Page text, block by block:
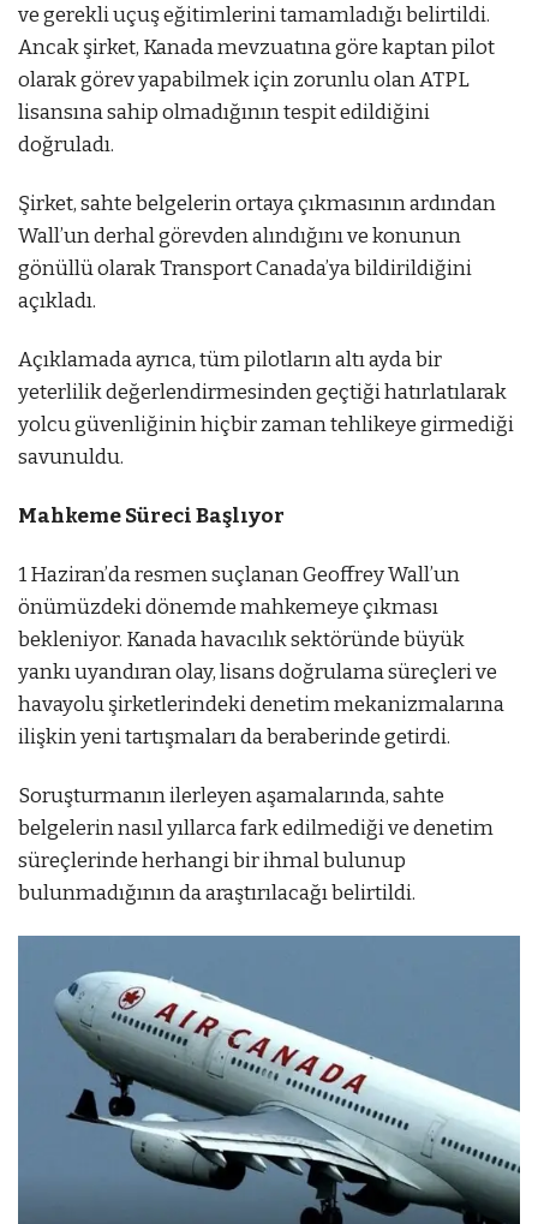
ve gerekli uçuş eğitimlerini tamamladığı belirtildi.
Ancak şirket, Kanada mevzuatına göre kaptan pilot
olarak görev yapabilmek için zorunlu olan ATPL
lisansına sahip olmadığının tespit edildiğini
doğruladı.
Şirket, sahte belgelerin ortaya çıkmasının ardından
Wall’un derhal görevden alındığını ve konunun
gönüllü olarak Transport Canada’ya bildirildiğini
açıkladı.
Açıklamada ayrıca, tüm pilotların altı ayda bir
yeterlilik değerlendirmesinden geçtiği hatırlatılarak
yolcu güvenliğinin hiçbir zaman tehlikeye girmediği
savunuldu.
Mahkeme Süreci Başlıyor
1 Haziran’da resmen suçlanan Geoffrey Wall’un
önümüzdeki dönemde mahkemeye çıkması
bekleniyor. Kanada havacılık sektöründe büyük
yankı uyandıran olay, lisans doğrulama süreçleri ve
havayolu şirketlerindeki denetim mekanizmalarına
ilişkin yeni tartışmaları da beraberinde getirdi.
Soruşturmanın ilerleyen aşamalarında, sahte
belgelerin nasıl yıllarca fark edilmediği ve denetim
süreçlerinde herhangi bir ihmal bulunup
bulunmadığının da araştırılacağı belirtildi.